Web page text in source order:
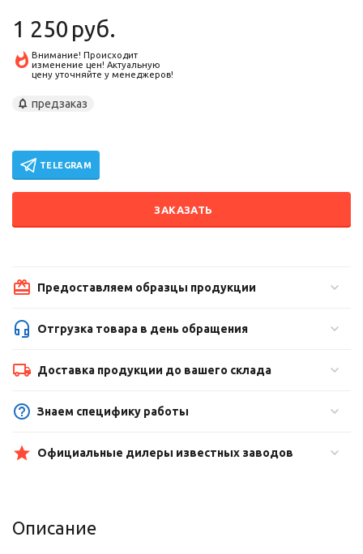
1 250 руб.
Внимание! Происходит
изменение цен! Актуальную
цену уточняйте у менеджеров!
предзаказ
TELEGRAM
ЗАКАЗАТЬ
Предоставляем образцы продукции
Отгрузка товара в день обращения
Доставка продукции до вашего склада
Знаем специфику работы
Официальные дилеры известных заводов
Описание